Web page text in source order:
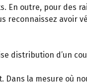
outre, pour des
avoir
distribution d’un
la mesure où